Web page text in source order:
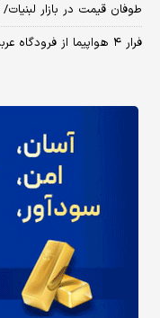
طوفان قیمت در بازار
فرار ۴ هواپیما از فرودگاه عربستان/ ماجرا چیست؟